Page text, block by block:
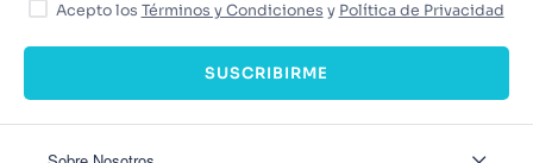
Acepto los Términos y Condiciones y Política de Privacidad
SUSCRIBIRME